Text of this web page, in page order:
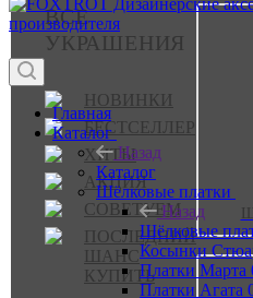
ВСЕ
УКРАШЕНИЯ
НОВИНКИ
БЕСТСЕЛЛЕР
ХИТЫ
АКЦИЯ
СОВЕТУЕМ
ПОСЛЕДНИЙ
ШАНС
КУПИТЬ
Главная
Каталог
Назад
Каталог
Шёлковые платки
Назад
Шёлковые
Косынки
Платки Марта
Платки Агата